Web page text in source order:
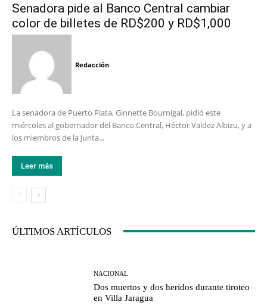
Senadora pide al Banco Central cambiar
color de billetes de RD$200 y RD$1,000
Redacción
La senadora de Puerto Plata, Ginnette Bournigal, pidió este
miércoles al gobernador del Banco Central, Héctor Valdez Albizu, y a
los miembros de la Junta...
Leer más
ÚLTIMOS ARTÍCULOS
NACIONAL
Dos muertos y dos heridos durante tiroteo
en Villa Jaragua